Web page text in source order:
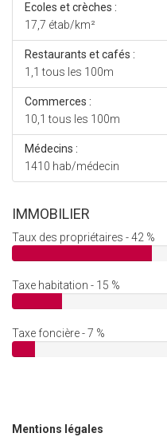
Ecoles et crèches :
17,7 étab/km²
Restaurants et cafés :
1,1 tous les 100m
Commerces :
10,1 tous les 100m
Médecins :
1410 hab/médecin
IMMOBILIER
Taux des propriétaires - 42 %
Taxe habitation - 15 %
Taxe foncière - 7 %
Mentions légales